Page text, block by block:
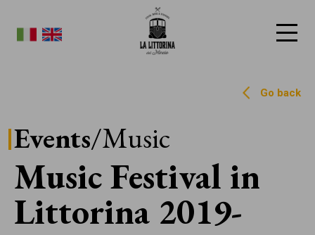
Go back
Events/Music
Music Festival in
Littorina 2019